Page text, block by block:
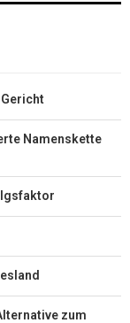
Namenskette
zum